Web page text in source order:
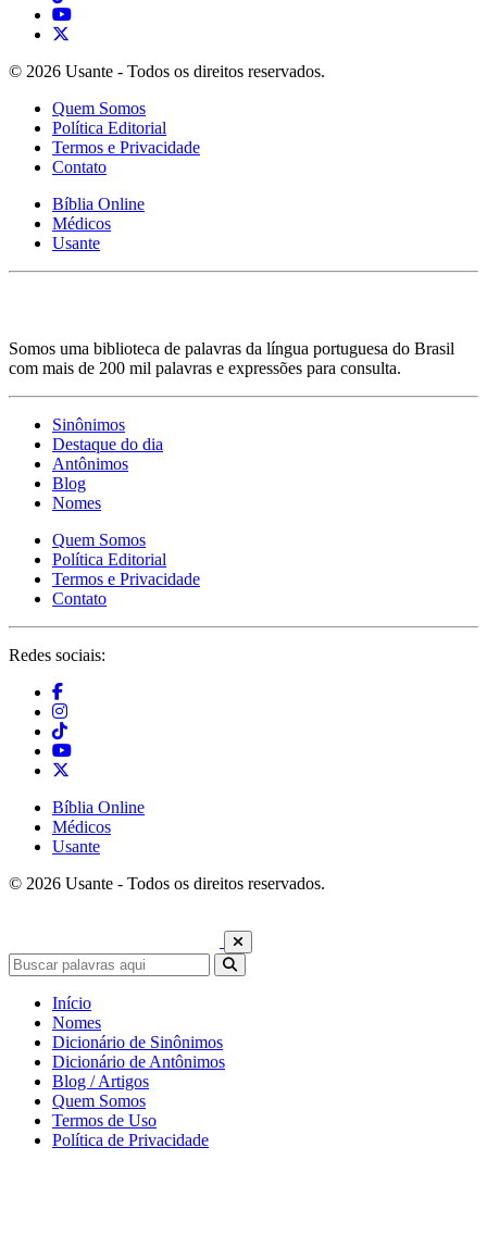
© 2026 Usante - Todos os direitos reservados.
Quem Somos
Política Editorial
Termos e Privacidade
Contato
Bíblia Online
Médicos
Usante
Somos uma biblioteca de palavras da língua portuguesa do Brasil
com mais de 200 mil palavras e expressões para consulta.
Sinônimos
Destaque do dia
Antônimos
Blog
Nomes
Quem Somos
Política Editorial
Termos e Privacidade
Contato
Redes sociais:
Bíblia Online
Médicos
Usante
© 2026 Usante - Todos os direitos reservados.
Início
Nomes
Dicionário de Sinônimos
Dicionário de Antônimos
Blog / Artigos
Quem Somos
Termos de Uso
Política de Privacidade